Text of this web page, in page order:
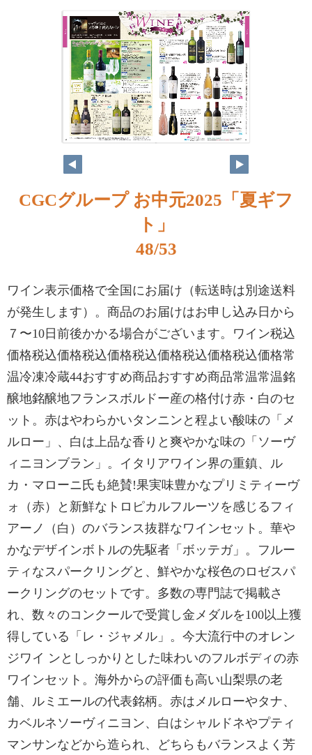
CGCグループ お中元2025「夏ギフ
ト」
48/53
ワイン表示価格で全国にお届け（転送時は別途送料
が発生します）。商品のお届けはお申し込み日から
７〜10日前後かかる場合がございます。ワイン税込
価格税込価格税込価格税込価格税込価格税込価格常
温冷凍冷蔵44おすすめ商品おすすめ商品常温常温銘
醸地銘醸地フランスボルドー産の格付け赤・白のセ
ット。赤はやわらかいタンニンと程よい酸味の「メ
ルロー」、白は上品な香りと爽やかな味の「ソーヴ
ィニヨンブラン」。イタリアワイン界の重鎮、ル
カ・マローニ氏も絶賛!果実味豊かなプリミティーヴ
ォ（赤）と新鮮なトロピカルフルーツを感じるフィ
アーノ（白）のバランス抜群なワインセット。華や
かなデザインボトルの先駆者「ボッテガ」。フルー
ティなスパークリングと、鮮やかな桜色のロゼスパ
ークリングのセットです。多数の専門誌で掲載さ
れ、数々のコンクールで受賞し金メダルを100以上獲
得している「レ・ジャメル」。今大流行中のオレン
ジワイ ンとしっかりとした味わいのフルボディの赤
ワインセット。海外からの評価も高い山梨県の老
舗、ルミエールの代表銘柄。赤はメルローやタナ、
カベルネソーヴィニヨン、白はシャルドネやプティ
マンサンなどから造られ、どちらもバランスよく芳